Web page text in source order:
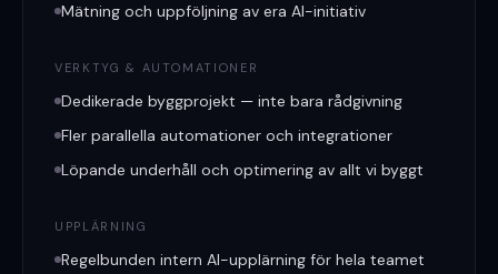
Mätning och uppföljning av era AI-initiativ
VERKTYG & AUTOMATIONER
Dedikerade byggprojekt — inte bara rådgivning
Fler parallella automationer och integrationer
Löpande underhåll och optimering av allt vi byggt
UPPLÄRNING
Regelbunden intern AI-upplärning för hela teamet